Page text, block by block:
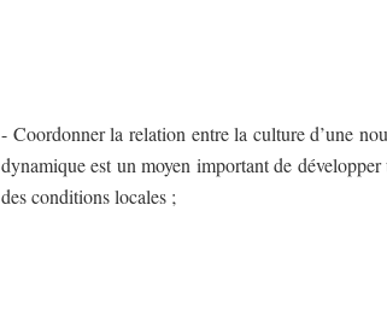
- Coordonner la relation entre la culture d’une
dynamique est un moyen important de
des conditions locales ;